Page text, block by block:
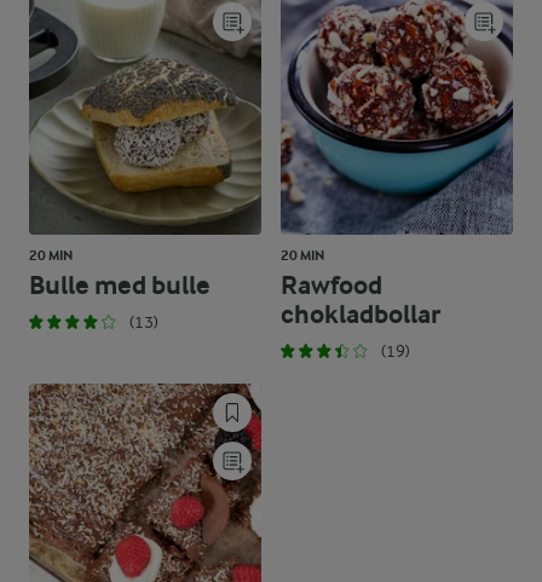
20 MIN
Bulle med bulle
(13)
20 MIN
Rawfood
chokladbollar
(19)